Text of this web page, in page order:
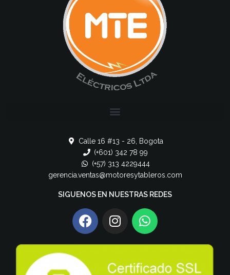
Calle 16 #13 - 26, Bogota
(+601) 342 78 99
(+57) 313 4229444
gerencia.ventas@motoresytableros.com
SIGUENOS EN NUESTRAS REDES